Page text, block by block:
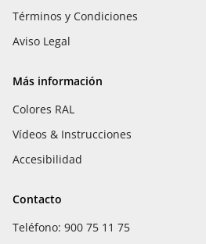
Términos y Condiciones
Aviso Legal
Más información
Colores RAL
Vídeos & Instrucciones
Accesibilidad
Contacto
Teléfono: 900 75 11 75